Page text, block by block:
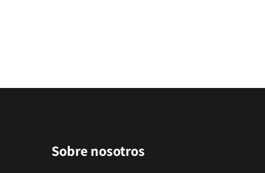
Sobre nosotros